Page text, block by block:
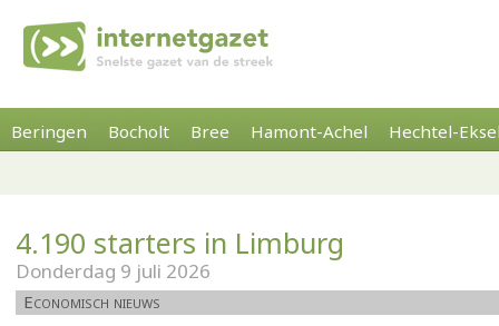
Beringen Bocholt Bree Hamont-Achel Hechtel-
4.190 starters in Limburg
Donderdag 9 juli 2026
Economisch nieuws